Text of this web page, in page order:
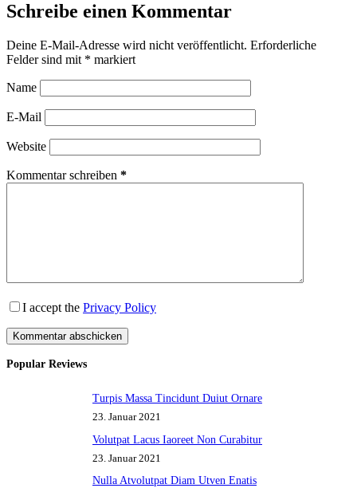
Schreibe einen Kommentar
Deine E-Mail-Adresse wird nicht veröffentlicht. Erforderliche
Felder sind mit * markiert
Name
E-Mail
Website
Kommentar schreiben *
I accept the Privacy Policy
Kommentar abschicken
Popular Reviews
Turpis Massa Tincidunt Duiut Ornare
23. Januar 2021
Volutpat Lacus Iaoreet Non Curabitur
23. Januar 2021
Nulla Atvolutpat Diam Utven Enatis